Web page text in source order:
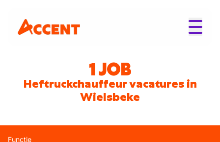
1 JOB
Heftruckchauffeur vacatures in
Wielsbeke
Functie